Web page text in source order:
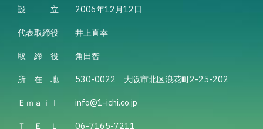
設　　　立　　2006年12月12日
代表取締役　　井上直幸
取　締　役　　角田智
所　在　地　　530-0022　大阪市北区浪花町2-25-202
Ｅｍａｉｌ　　info@1-ichi.co.jp
Ｔ　Ｅ　Ｌ　　06-7165-7211